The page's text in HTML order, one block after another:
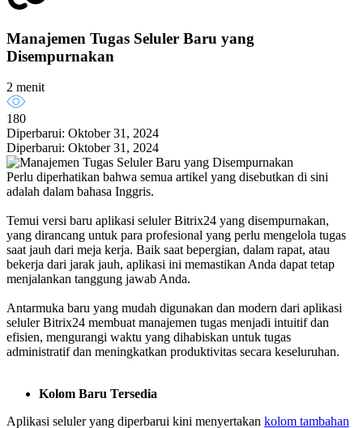
Manajemen Tugas Seluler Baru yang
Disempurnakan
2 menit
180
Diperbarui: Oktober 31, 2024
Diperbarui: Oktober 31, 2024
Perlu diperhatikan bahwa semua artikel yang disebutkan di sini
adalah dalam bahasa Inggris.
Temui versi baru aplikasi seluler Bitrix24 yang disempurnakan,
yang dirancang untuk para profesional yang perlu mengelola tugas
saat jauh dari meja kerja. Baik saat bepergian, dalam rapat, atau
bekerja dari jarak jauh, aplikasi ini memastikan Anda dapat tetap
menjalankan tanggung jawab Anda.
Antarmuka baru yang mudah digunakan dan modern dari aplikasi
seluler Bitrix24 membuat manajemen tugas menjadi intuitif dan
efisien, mengurangi waktu yang dihabiskan untuk tugas
administratif dan meningkatkan produktivitas secara keseluruhan.
Kolom Baru Tersedia
Aplikasi seluler yang diperbarui kini menyertakan kolom tambahan